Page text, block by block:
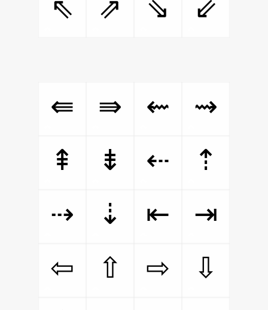
⇖
⇗ ⇘ ⇙
⇚ ⇛ ⇜
⇝
⇞
⇟ ⇠
⇡
⇢
⇣ ⇤
⇥
⇦
⇧ ⇨
⇩